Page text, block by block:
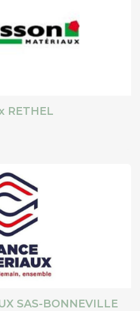
RETHEL
SAS-BONNEVILLE